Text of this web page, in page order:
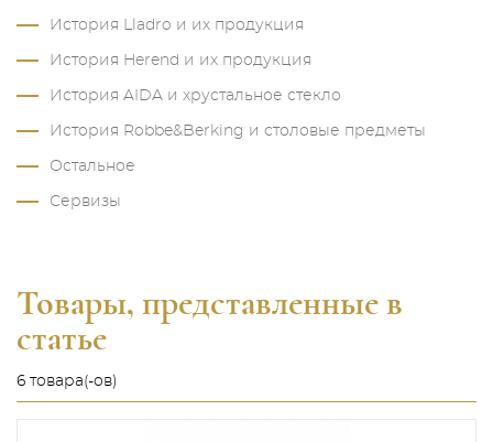
История Lladro и их продукция
История Herend и их продукция
История AIDA и хрустальное стекло
История Robbe&Berking и столовые предметы
Остальное
Сервизы
Товары, представленные в
статье
6 товара(-ов)